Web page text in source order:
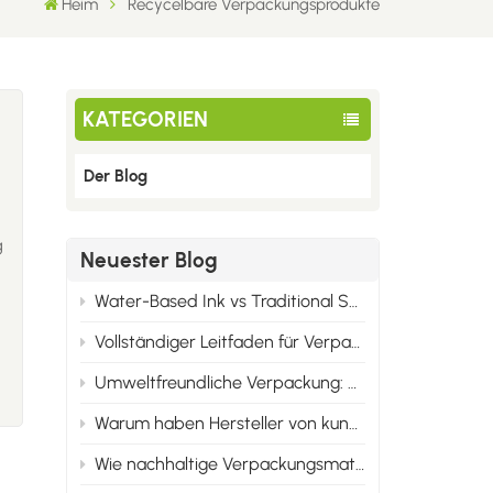
Heim Recycelbare Verpackungsprodukte
KATEGORIEN
Der Blog
Neuester Blog
Water-Based Ink vs Traditional Solvent Ink: Cost & Professional Advantages of Eco Printing
Vollständiger Leitfaden für Verpackungsdruckmaterialien: Karton, Synthetikpapier und alle Wellpappenarten
Umweltfreundliche Verpackung: Sie ist nicht nur umweltfreundlich, sondern auch marktgerecht.
Warum haben Hersteller von kundenspezifischen Verpackungen Mindestbestellmengen?
Wie nachhaltige Verpackungsmaterialien die Markenidentität im Jahr 2025 verändern werden